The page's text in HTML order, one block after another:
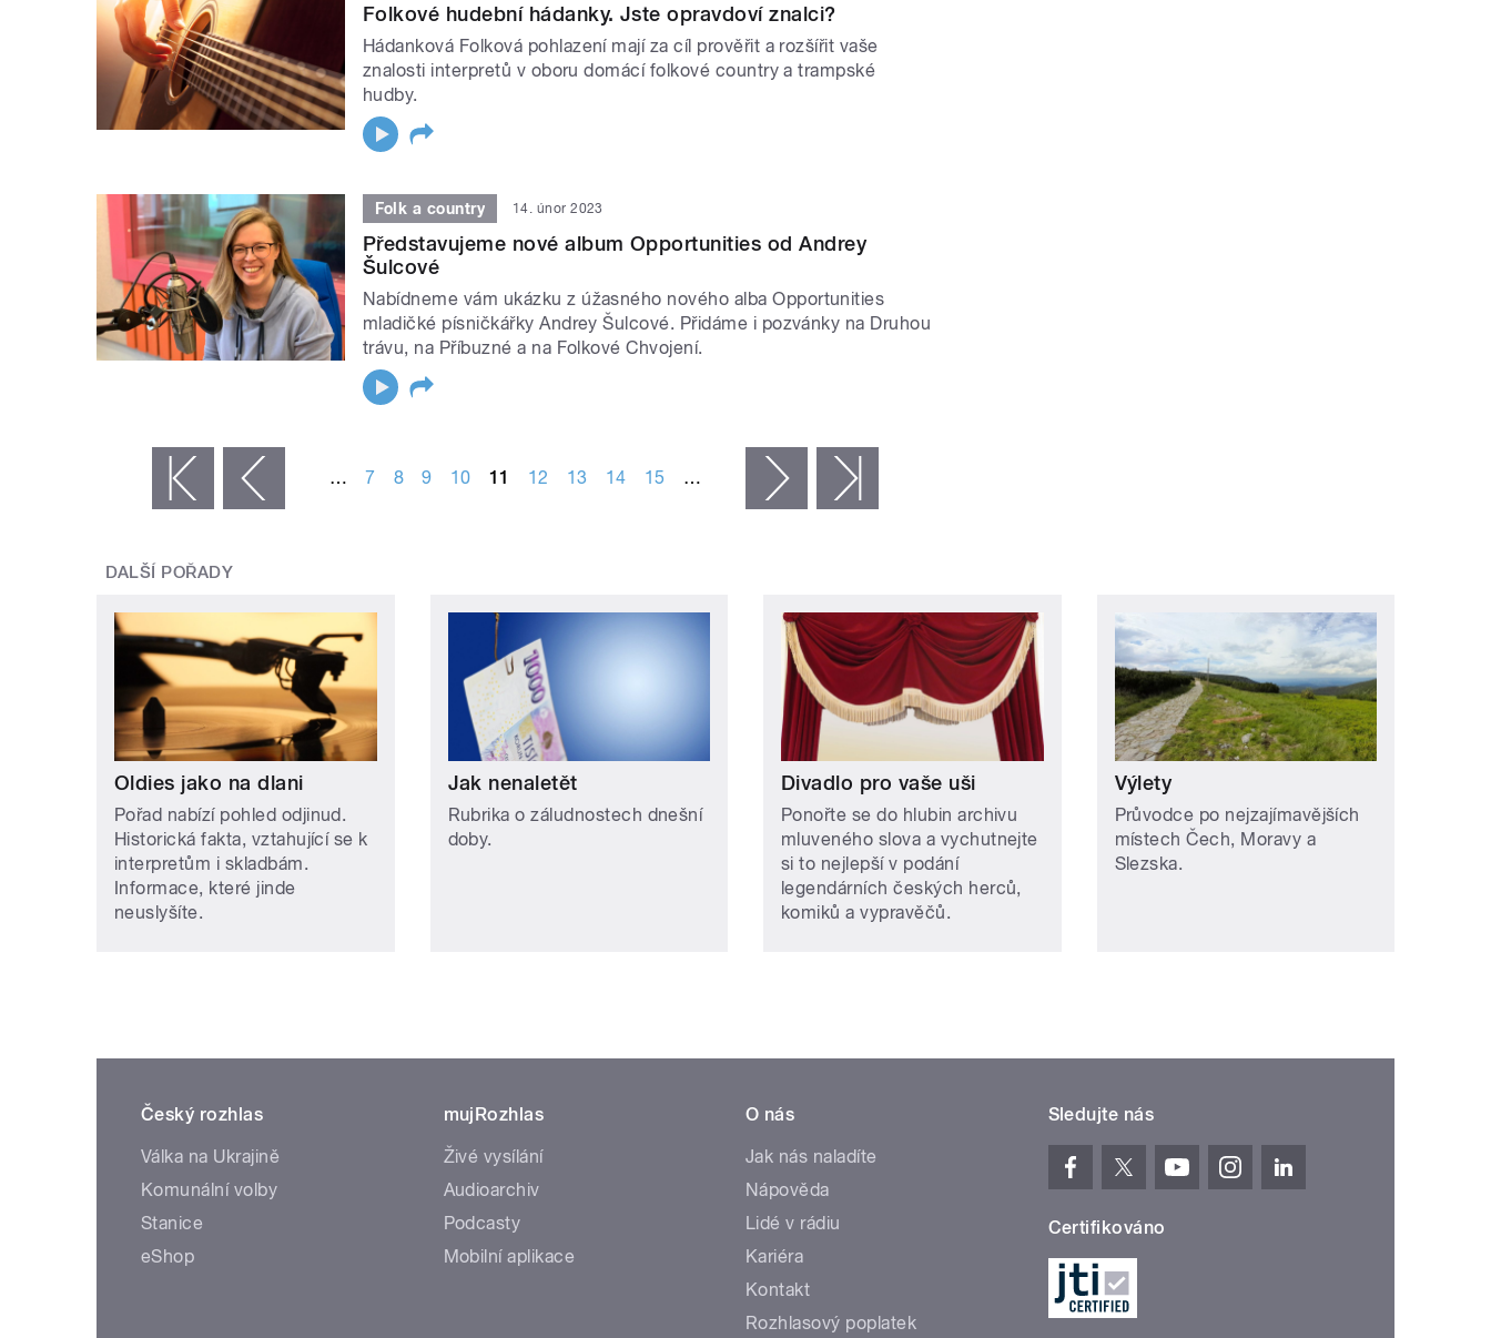
Folkové hudební hádanky. Jste opravdoví znalci?
Hádanková Folková pohlazení mají za cíl prověřit a rozšířit vaše
znalosti interpretů v oboru domácí folkové country a trampské
hudby.
Folk a country 14. únor 2023
Představujeme nové album Opportunities od Andrey
Šulcové
Nabídneme vám ukázku z úžasného nového alba Opportunities
mladičké písničkářky Andrey Šulcové. Přidáme i pozvánky na Druhou
trávu, na Příbuzné a na Folkové Chvojení.
‹ předchozí … 7 8 9 10 11 12 13 14 15 … následující ›
DALŠÍ POŘADY
Oldies jako na dlani
Pořad nabízí pohled odjinud.
Historická fakta, vztahující se k
interpretům i skladbám.
Informace, které jinde
neuslyšíte.
Jak nenaletět
Rubrika o záludnostech dnešní
doby.
Divadlo pro vaše uši
Ponořte se do hlubin archivu
mluveného slova a vychutnejte
si to nejlepší v podání
legendárních českých herců,
komiků a vypravěčů.
Výlety
Průvodce po nejzajímavějších
místech Čech, Moravy a
Slezska.
Český rozhlas
Válka na Ukrajině
Komunální volby
Stanice
eShop
mujRozhlas
Živé vysílání
Audioarchiv
Podcasty
Mobilní aplikace
O nás
Jak nás naladíte
Nápověda
Lidé v rádiu
Kariéra
Kontakt
Rozhlasový poplatek
Sledujte nás
Certifikováno